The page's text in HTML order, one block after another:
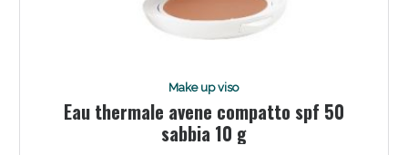
Make up viso
Eau thermale avene compatto spf 50
sabbia 10 g